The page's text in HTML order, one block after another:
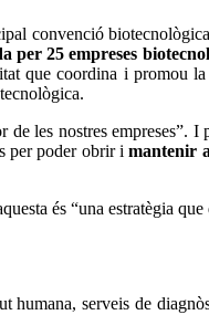
convenció
per 25 empreses
que coordina i promou
de les nostres empreses”.
per poder obrir imantenir
és “una estratègia
humana, serveis de